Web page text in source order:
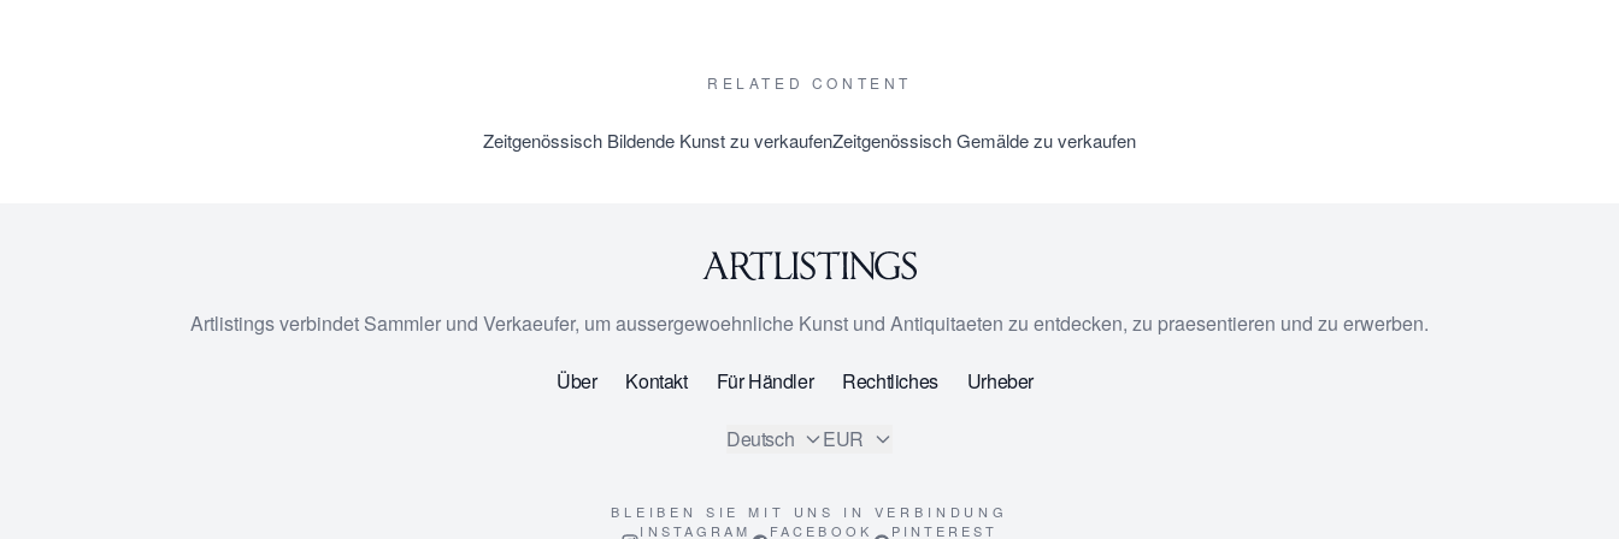
RELATED CONTENT
Zeitgenössisch Bildende Kunst zu verkaufenZeitgenössisch Gemälde zu verkaufen
Artlistings verbindet Sammler und Verkaeufer, um aussergewoehnliche Kunst und Antiquitaeten zu entdecken, zu praesentieren und zu erwerben.
Über Kontakt Für Händler Rechtliches Urheber
Deutsch EUR
BLEIBEN SIE MIT UNS IN VERBINDUNG
INSTAGRAM
FACEBOOK PINTEREST